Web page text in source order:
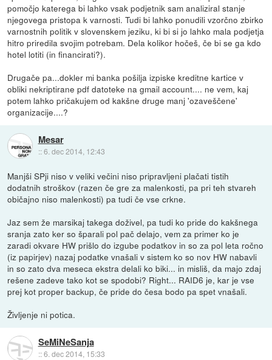
pomočjo katerega bi lahko vsak podjetnik sam analiziral stanje
njegovega pristopa k varnosti. Tudi bi lahko ponudili vzorčno zbirko
varnostnih politik v slovenskem jeziku, ki bi si jo lahko mala podjetja
hitro priredila svojim potrebam. Dela kolikor hočeš, če bi se ga kdo
hotel lotiti (in financirati?).
Drugače pa...dokler mi banka pošilja izpiske kreditne kartice v
obliki nekriptirane pdf datoteke na gmail account.... ne vem, kaj
potem lahko pričakujem od kakšne druge manj 'ozaveščene'
organizacije....?
Mesar
::6. dec 2014, 12:43
Manjši SPji niso v veliki večini niso pripravljeni plačati tistih
dodatnih stroškov (razen če gre za malenkosti, pa pri teh stvareh
običajno niso malenkosti) pa tudi če vse crkne.
Jaz sem že marsikaj takega doživel, pa tudi ko pride do kakšnega
sranja zato ker so šparali pol pač delajo, vem za primer ko je
zaradi okvare HW prišlo do izgube podatkov in so za pol leta ročno
(iz papirjev) nazaj podatke vnašali v sistem ko so nov HW nabavli
in so zato dva meseca ekstra delali ko biki... in misliš, da majo zdaj
rešene zadeve tako kot se spodobi? Right... RAID6 je, kar je vse
prej kot proper backup, če pride do česa bodo pa spet vnašali.
Življenje ni potica.
SeMiNeSanja
::6. dec 2014, 15:33